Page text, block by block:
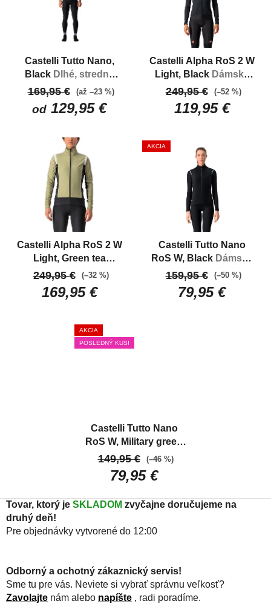
Tovar, ktorý je SKLADOM zvyčajne doručujeme na
druhý deň!
Pre objednávky vytvorené do 12:00
Odborný a ochotný zákaznický servis!
Sme tu pre vás. Neviete si vybrať správnu veľkosť?
Zavolajte nám alebo napíšte , radi poradíme.
Castelli Tutto Nano,
Black Dlhé, stredne
zateplené nohavice s
trakmi
od 129,95 €
169,95 € (až –23 %)
Castelli Alpha RoS 2 W
Light, Black Dámska
jarná a jesenná bunda
119,95 €
249,95 € (–52 %)
Castelli Alpha RoS 2 W
Light, Green tea
Dámska jarná a
jesenná bunda
169,95 €
249,95 € (–32 %)
AKCIA
Castelli Tutto Nano
RoS W, Black Dámsky
zateplený dres do
prechodného obdobia
79,95 €
159,95 € (–50 %)
AKCIA
POSLEDNÝ KUS!
Castelli Tutto Nano
RoS W, Military green
Dámsky zateplený
dres do prechodného
obdobia
79,95 €
149,95 € (–46 %)